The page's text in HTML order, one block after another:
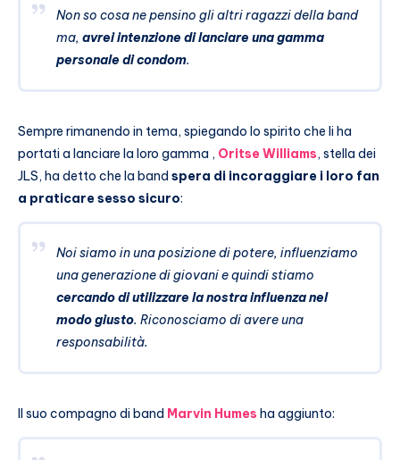
Non so cosa ne pensino gli altri ragazzi della band
ma, avrei intenzione di lanciare una gamma
personale di condom.
Sempre rimanendo in tema, spiegando lo spirito che li ha
portati a lanciare la loro gamma , Oritse Williams, stella dei
JLS, ha detto che la band spera di incoraggiare i loro fan
a praticare sesso sicuro:
Noi siamo in una posizione di potere, influenziamo
una generazione di giovani e quindi stiamo
cercando di utilizzare la nostra influenza nel
modo giusto. Riconosciamo di avere una
responsabilità.
Il suo compagno di band Marvin Humes ha aggiunto: